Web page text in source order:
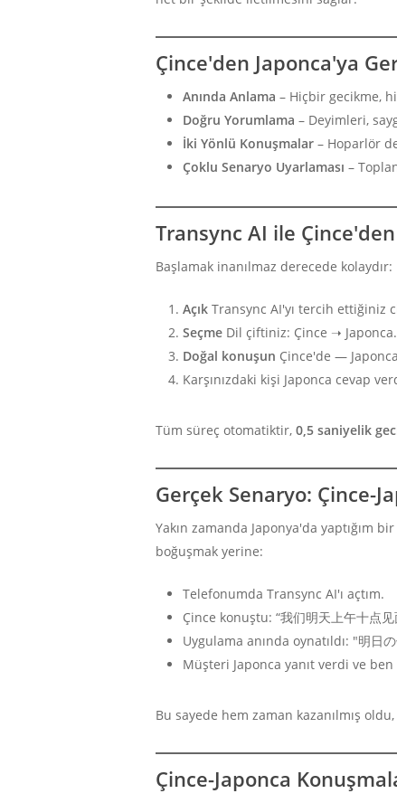
Çince'den Japonca'ya
Anında Anlama – Hiçbir gecikme,
Doğru Yorumlama – Deyimleri,
İki Yönlü Konuşmalar – Hoparlör
Çoklu Senaryo Uyarlaması –
Transync AI ile Çince'den
Başlamak inanılmaz derecede kolaydır:
Açık Transync AI'yı tercih ettiğiniz
Seçme Dil çiftiniz: Çince ➝ Japonca.
Doğal konuşun Çince'de —
Karşınızdaki kişi Japonca cevap
Tüm süreç otomatiktir, 0,5 saniyelik
Gerçek Senaryo: Çince-
Yakın zamanda Japonya'da yaptığım
boğuşmak yerine:
Telefonumda Transync AI'ı açtım.
Çince konuştu: “我们明天上午十点见
Uygulama anında oynatıldı: "明日
Müşteri Japonca yanıt verdi ve
Bu sayede hem zaman kazanılmış
Çince-Japonca